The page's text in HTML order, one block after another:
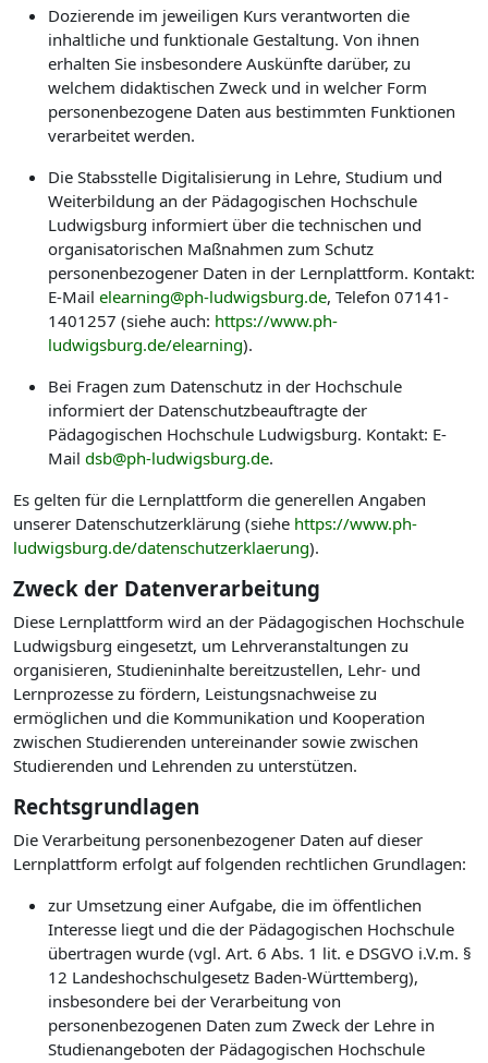
Dozierende im jeweiligen Kurs verantworten die
inhaltliche und funktionale Gestaltung. Von ihnen
erhalten Sie insbesondere Auskünfte darüber, zu
welchem didaktischen Zweck und in welcher Form
personenbezogene Daten aus bestimmten Funktionen
verarbeitet werden.
Die Stabsstelle Digitalisierung in Lehre, Studium und
Weiterbildung an der Pädagogischen Hochschule
Ludwigsburg informiert über die technischen und
organisatorischen Maßnahmen zum Schutz
personenbezogener Daten in der Lernplattform. Kontakt:
E-Mail elearning@ph-ludwigsburg.de, Telefon 07141-
1401257 (siehe auch: https://www.ph-
ludwigsburg.de/elearning).
Bei Fragen zum Datenschutz in der Hochschule
informiert der Datenschutzbeauftragte der
Pädagogischen Hochschule Ludwigsburg. Kontakt: E-
Mail dsb@ph-ludwigsburg.de.
Es gelten für die Lernplattform die generellen Angaben
unserer Datenschutzerklärung (siehe https://www.ph-
ludwigsburg.de/datenschutzerklaerung).
Zweck der Datenverarbeitung
Diese Lernplattform wird an der Pädagogischen Hochschule
Ludwigsburg eingesetzt, um Lehrveranstaltungen zu
organisieren, Studieninhalte bereitzustellen, Lehr- und
Lernprozesse zu fördern, Leistungsnachweise zu
ermöglichen und die Kommunikation und Kooperation
zwischen Studierenden untereinander sowie zwischen
Studierenden und Lehrenden zu unterstützen.
Rechtsgrundlagen
Die Verarbeitung personenbezogener Daten auf dieser
Lernplattform erfolgt auf folgenden rechtlichen Grundlagen:
zur Umsetzung einer Aufgabe, die im öffentlichen
Interesse liegt und die der Pädagogischen Hochschule
übertragen wurde (vgl. Art. 6 Abs. 1 lit. e DSGVO i.V.m. §
12 Landeshochschulgesetz Baden-Württemberg),
insbesondere bei der Verarbeitung von
personenbezogenen Daten zum Zweck der Lehre in
Studienangeboten der Pädagogischen Hochschule